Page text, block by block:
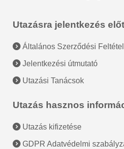
Utazásra jelentkezés
Általános Szerződési
Jelentkezési útmutató
Utazási Tanácsok
Utazás hasznos
Utazás kifizetése
GDPR Adatvédelmi